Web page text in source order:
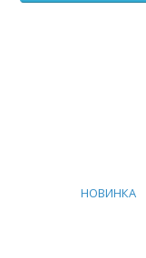
НОВИНКА